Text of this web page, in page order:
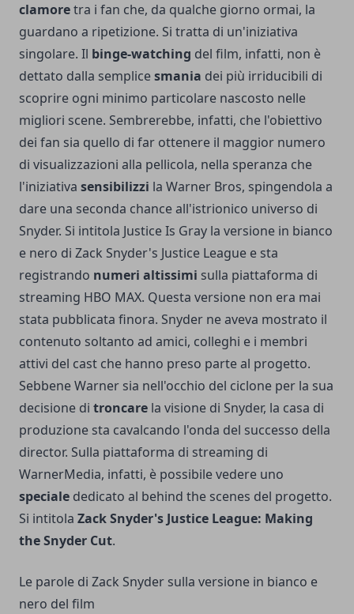
clamoretra i fan che, da qualche giorno ormai, la
guardano a ripetizione. Si tratta di un'iniziativa
singolare. Il binge-watching del film, infatti, non è
dettato dalla semplicesmania dei più irriducibili di
scoprire ogni minimo particolare nascosto nelle
migliori scene. Sembrerebbe, infatti, che l'obiettivo
dei fan sia quello di far ottenere il maggior numero
di visualizzazioni alla pellicola, nella speranza che
l'iniziativa sensibilizzi la Warner Bros, spingendola a
dare una seconda chance all'istrionico universo di
Snyder. Si intitola Justice Is Gray la versione in bianco
e nero di Zack Snyder's Justice League e sta
registrando numeri altissimi sulla piattaforma di
streaming HBO MAX. Questa versione non era mai
stata pubblicata finora. Snyder ne aveva mostrato il
contenuto soltanto ad amici, colleghi e i membri
attivi del cast che hanno preso parte al progetto.
Sebbene Warner sia nell'occhio del ciclone per la sua
decisione di troncare la visione di Snyder, la casa di
produzione sta cavalcando l'onda del successo della
director. Sulla piattaforma di streaming di
WarnerMedia, infatti, è possibile vedere uno
speciale dedicato al behind the scenes del progetto.
Si intitola Zack Snyder's Justice League: Making
the Snyder Cut.
Le parole di Zack Snyder sulla versione in bianco e
nero del film